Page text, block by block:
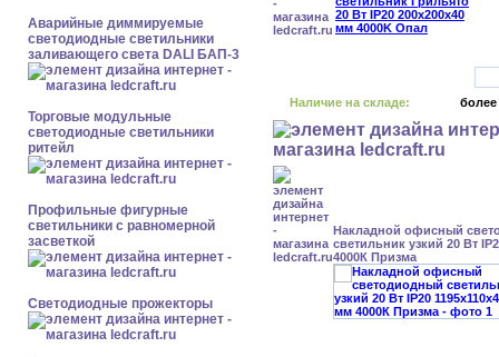
Аварийные диммируемые
светодиодные светильники
заливающего света DALI БАП-3
Торговые модульные
светодиодные светильники
ритейл
Профильные фигурные
светильники с равномерной
засветкой
Светодиодные прожекторы
Наличие на складе: более
Накладной офисный
светильник узкий 20 Вт
4000К Призма